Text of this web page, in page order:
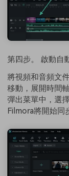
第四步。 啟動自
將視頻和音頻文
移動，展開時間
彈出菜單中，選
Filmora將開始同